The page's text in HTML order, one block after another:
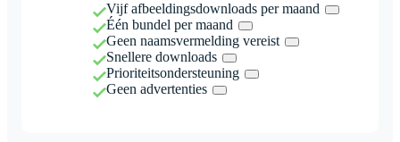
Vijf afbeeldingsdownloads per maand
Één bundel per maand
Geen naamsvermelding vereist
Snellere downloads
Prioriteitsondersteuning
Geen advertenties